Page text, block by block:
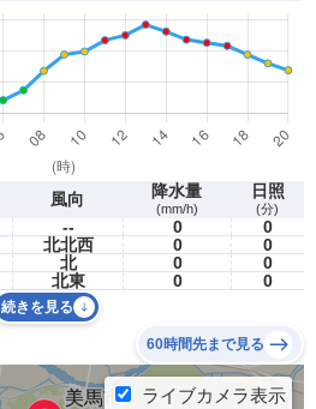
風向 降水量
(mm/h)
日照
(分)
-- 0
0
北北西 0
0
北 0
0
北東 0 0
続きを見る
60時間先まで見る